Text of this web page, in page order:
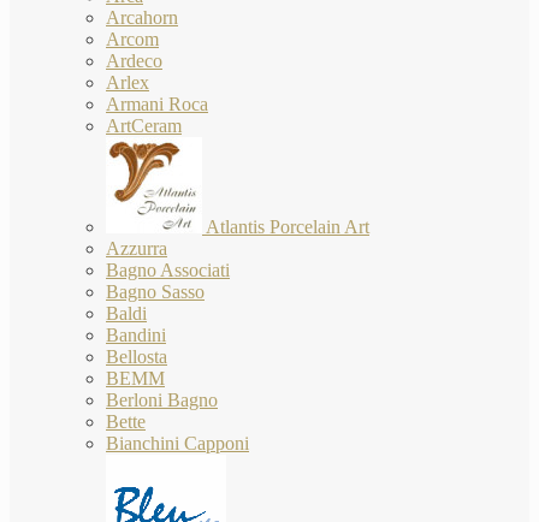
Arcahorn
Arcom
Ardeco
Arlex
Armani Roca
ArtCeram
Atlantis Porcelain Art
Azzurra
Bagno Associati
Bagno Sasso
Baldi
Bandini
Bellosta
BEMM
Berloni Bagno
Bette
Bianchini Capponi